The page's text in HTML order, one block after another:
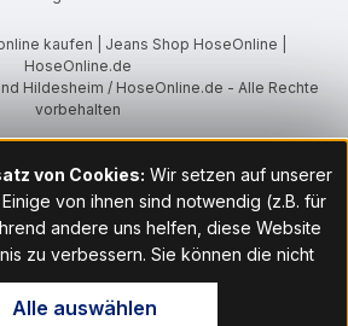
kaufen | Jeans Shop HoseOnline |
HoseOnline.de
Hildesheim / HoseOnline.de - Alle Rechte
vorbehalten
von Cookies: Wir setzen auf unserer
von ihnen sind notwendig (z.B. für
andere uns helfen, diese Website
zu verbessern. Sie können die nicht
mit Klick auf „OK“ akzeptieren oder per
notwendige akzeptieren" ablehnen. Den
Alle auswählen